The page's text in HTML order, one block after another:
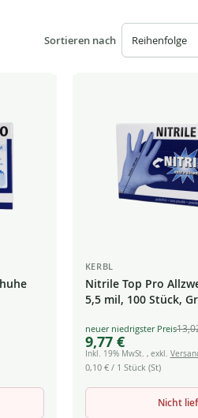
Sortieren nach
KERBL
Nitrile Top Pro
5,5 mil, 100 Stück,
Special
Price
9,77 €
Inkl. 19% MwSt. , exkl.
0,10 €/ 1 Stück (St)
Nicht